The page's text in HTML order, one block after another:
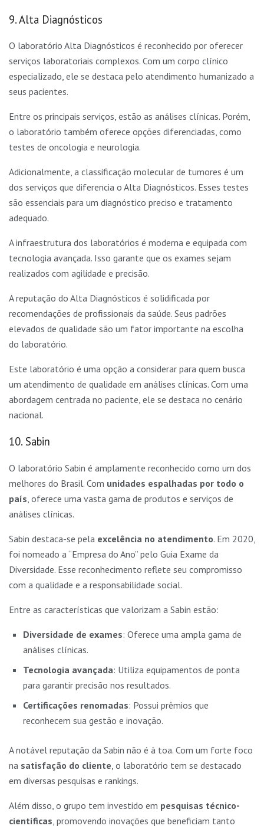
9. Alta Diagnósticos
O laboratório Alta Diagnósticos é reconhecido por oferecer
serviços laboratoriais complexos. Com um corpo clínico
especializado, ele se destaca pelo atendimento humanizado a
seus pacientes.
Entre os principais serviços, estão as análises clínicas. Porém,
o laboratório também oferece opções diferenciadas, como
testes de oncologia e neurologia.
Adicionalmente, a classificação molecular de tumores é um
dos serviços que diferencia o Alta Diagnósticos. Esses testes
são essenciais para um diagnóstico preciso e tratamento
adequado.
A infraestrutura dos laboratórios é moderna e equipada com
tecnologia avançada. Isso garante que os exames sejam
realizados com agilidade e precisão.
A reputação do Alta Diagnósticos é solidificada por
recomendações de profissionais da saúde. Seus padrões
elevados de qualidade são um fator importante na escolha
do laboratório.
Este laboratório é uma opção a considerar para quem busca
um atendimento de qualidade em análises clínicas. Com uma
abordagem centrada no paciente, ele se destaca no cenário
nacional.
10. Sabin
O laboratório Sabin é amplamente reconhecido como um dos
melhores do Brasil. Com unidades espalhadas por todo o
país , oferece uma vasta gama de produtos e serviços de
análises clínicas.
Sabin destaca-se pela excelência no atendimento. Em 2020,
foi nomeado a “Empresa do Ano” pelo Guia Exame da
Diversidade. Esse reconhecimento reflete seu compromisso
com a qualidade e a responsabilidade social.
Entre as características que valorizam a Sabin estão:
Diversidade de exames: Oferece uma ampla gama de
análises clínicas.
Tecnologia avançada: Utiliza equipamentos de ponta
para garantir precisão nos resultados.
Certificações renomadas: Possui prêmios que
reconhecem sua gestão e inovação.
A notável reputação da Sabin não é à toa. Com um forte foco
na satisfação do cliente , o laboratório tem se destacado
em diversas pesquisas e rankings.
Além disso, o grupo tem investido em pesquisas técnico-
científicas , promovendo inovações que beneficiam tanto